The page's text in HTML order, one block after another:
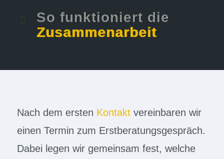
So funktioniert die
Zusammenarbeit
Nach dem ersten Kontaktvereinbaren wir
einen Termin zum Erstberatungsgespräch.
Dabei legen wir gemeinsam fest, welche